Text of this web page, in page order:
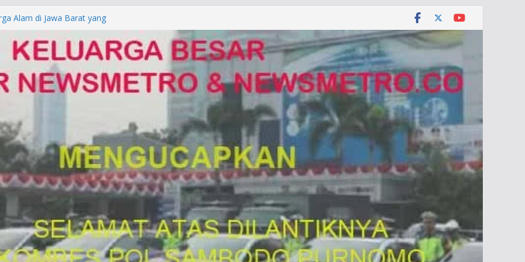
Alam di Jawa Barat yang
KUHAP Baru 2026, Tegaskan
Dipidana
DENPASAR DAN
POLDA BALI DIDUGA
ke Mabes Polri
Palsu, Kapolres
SIM